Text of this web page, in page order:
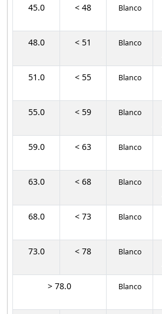
45.0 < 48 Blanco
48.0 < 51 Blanco
51.0 < 55 Blanco
55.0 < 59 Blanco
59.0 < 63 Blanco
63.0 < 68 Blanco
68.0 < 73 Blanco
73.0 < 78 Blanco
> 78.0 Blanco